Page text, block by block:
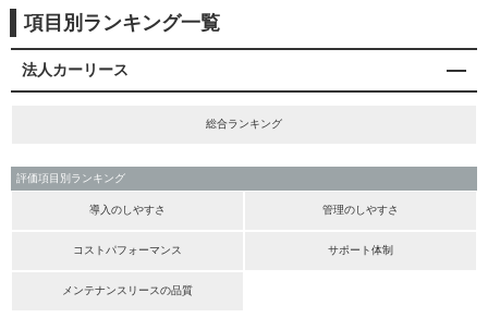
項目別ランキング一覧
法人カーリース
総合ランキング
評価項目別ランキング
導入のしやすさ 管理のしやすさ
コストパフォーマンス サポート体制
メンテナンスリースの品質